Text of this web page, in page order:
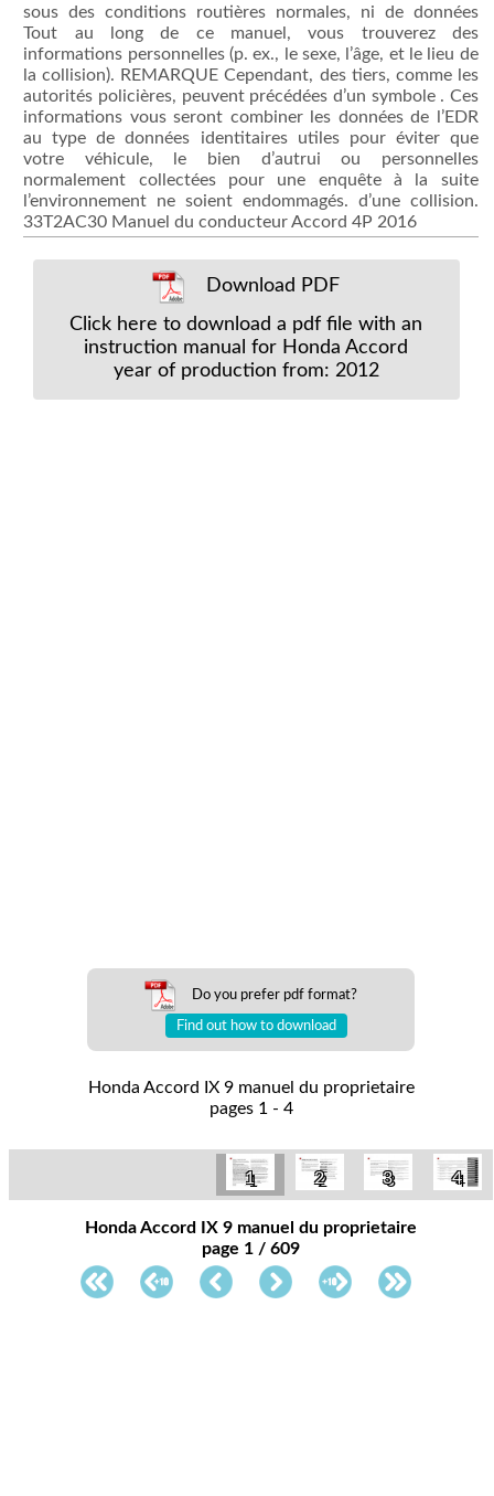
combiner les données de l’EDR au type de données identitaires
33T2AC30
Download PDF
Click here to download a pdf file with an
instruction manual for Honda Accord
year of production from: 2012
Do you prefer pdf format?
Find out how to download
Honda Accord IX 9 manuel du proprietaire
pages 1 - 4
1 2 3 4
Honda Accord IX 9 manuel du proprietaire
page 1 / 609